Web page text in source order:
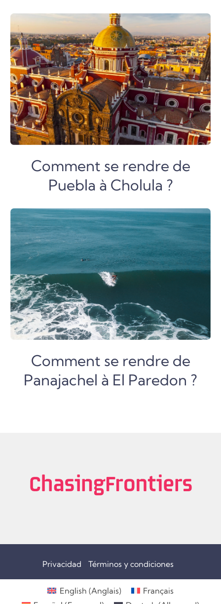
Comment se rendre de
Puebla à Cholula ?
Comment se rendre de
Panajachel à El Paredon ?
Privacidad Términos y condiciones
English (Anglais)
Français